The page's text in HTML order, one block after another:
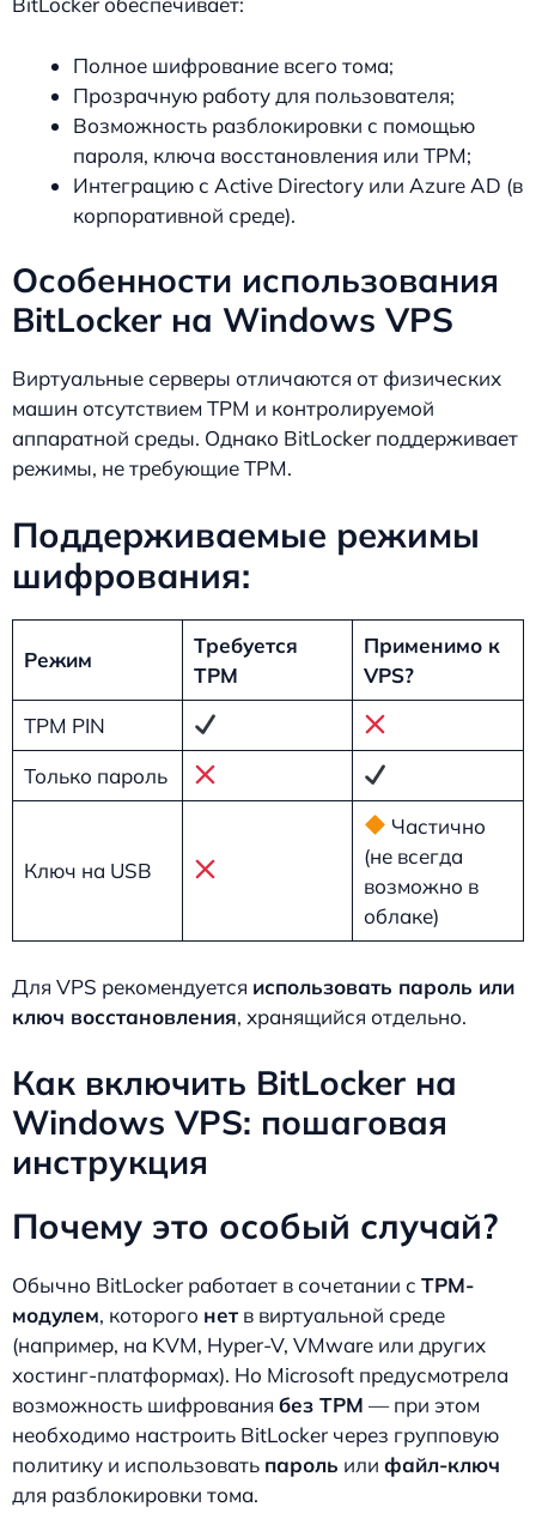
Полное шифрование всего тома;
Прозрачную работу для пользователя;
Возможность разблокировки с помощью
пароля, ключа восстановления или TPM;
Интеграцию с Active Directory или Azure AD (в
корпоративной среде).
Особенности использования
BitLocker на Windows VPS
Виртуальные серверы отличаются от физических
машин отсутствием TPM и контролируемой
аппаратной среды. Однако BitLocker поддерживает
режимы, не требующие TPM.
Поддерживаемые режимы
шифрования:
Режим
Требуется
TPM
Применимо к
VPS?
TPM PIN
Только пароль
Ключ на USB
Частично
(не всегда
возможно в
облаке)
Для VPS рекомендуется использовать пароль или
ключ восстановления, хранящийся отдельно.
Как включить BitLocker на
Windows VPS: пошаговая
инструкция
Почему это особый случай?
Обычно BitLocker работает в сочетании с TPM-
модулем, которого нетв виртуальной среде
(например, на KVM, Hyper-V, VMware или других
хостинг-платформах). Но Microsoft предусмотрела
возможность шифрования без TPM — при этом
необходимо настроить BitLocker через групповую
политику и использовать пароль или файл-ключ
для разблокировки тома.